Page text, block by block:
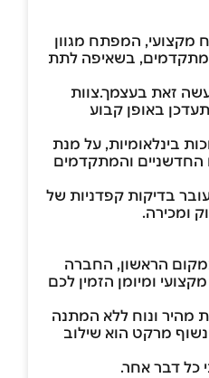
מקצועי, המפתח מגוון
בשאיפה לתת
זאת בעצמך.צוות
באופן קבוע
בינלאומיות, על מנת
החדשניים והמתקדמים
בדיקות קפדניות של
ומכירה.
הראשון, החברה
ומיומן הזמין לכם
מהיר ונוח ללא המתנה
מרקט הוא שילוב
כל דבר אחר.